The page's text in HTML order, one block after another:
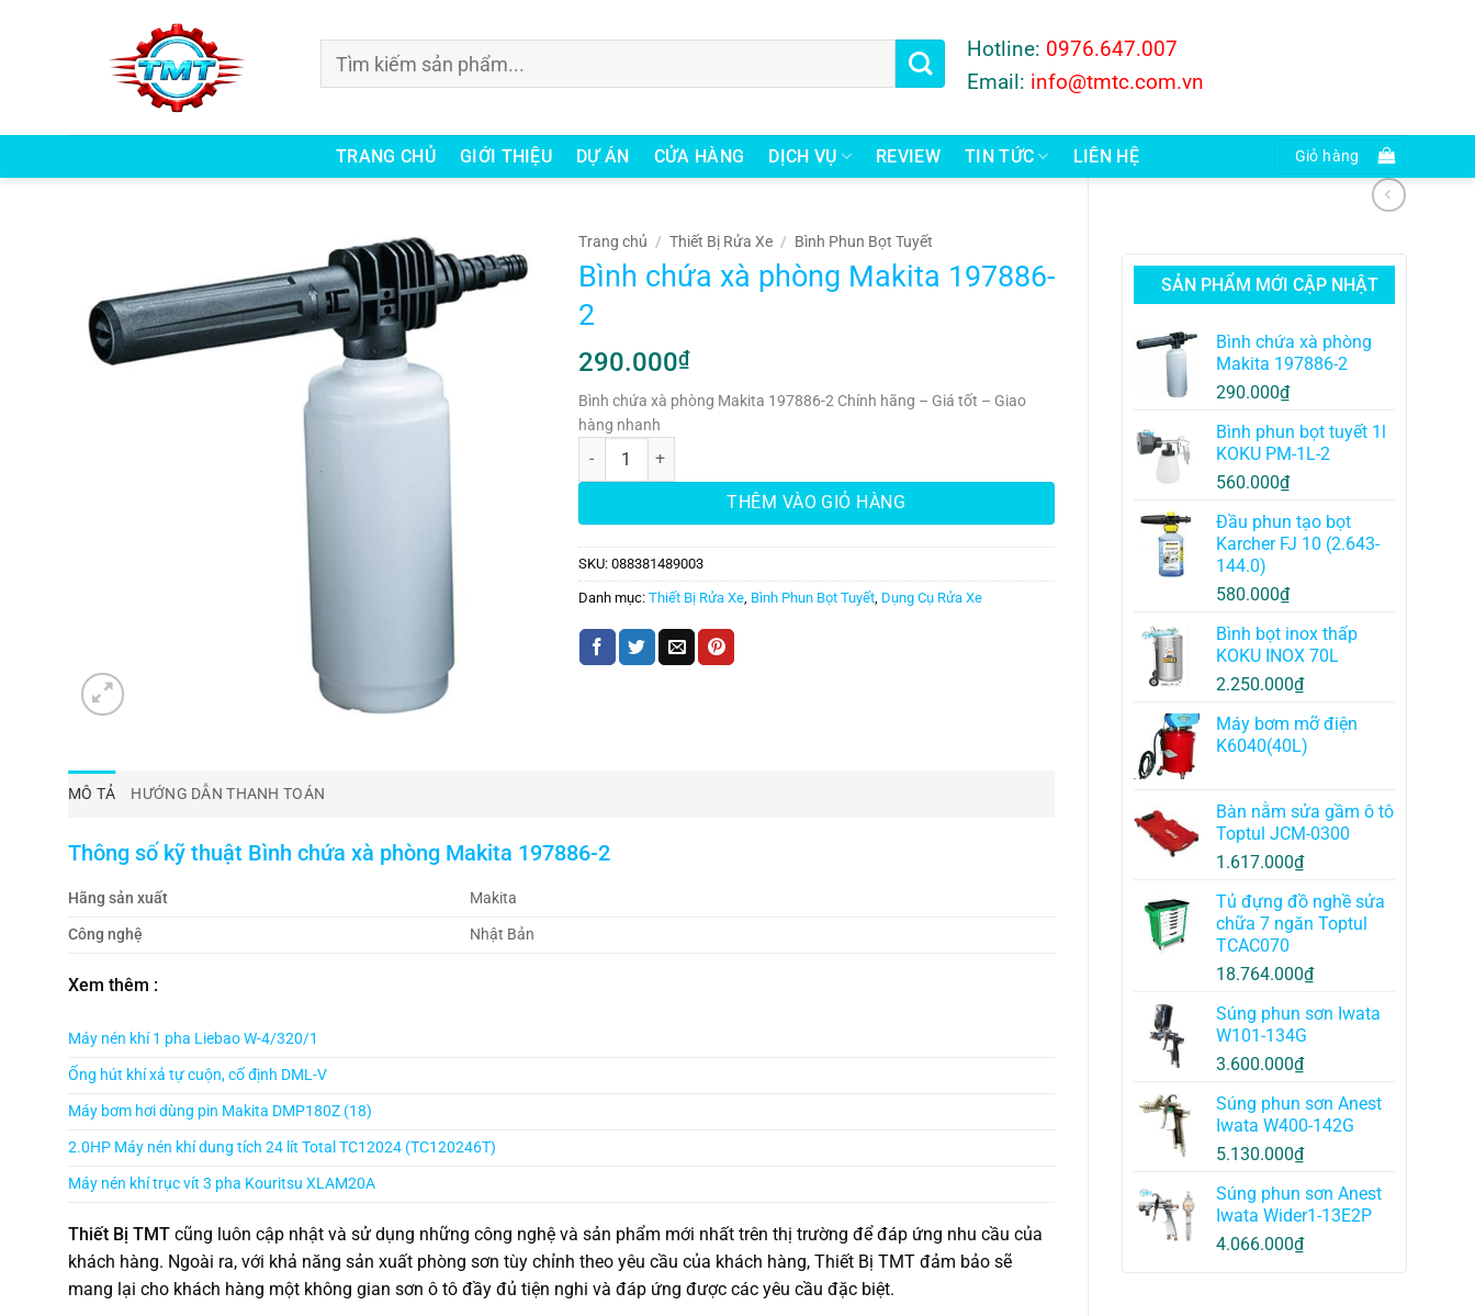
Tìm
Hotline: 0976.647.007
Email: info@tmtc.com.vn
TRANG CHỦ GIỚI THIỆU DỰ ÁN CỬA HÀNG DỊCH VỤ REVIEW TIN TỨC LIÊN HỆ Giỏ hàng
SẢN PHẨM MỚI CẬP NHẬT
Bình chứa xà phòng
Makita 197886-2
290.000₫
Bình phun bọt tuyết 1l
KOKU PM-1L-2
560.000₫
Đầu phun tạo bọt
Karcher FJ 10 (2.643-
144.0)
580.000₫
Bình bọt inox thấp
KOKU INOX 70L
2.250.000₫
Máy bơm mỡ điện
K6040(40L)
Bàn nằm sửa gầm ô tô
Toptul JCM-0300
1.617.000₫
Tủ đựng đồ nghề sửa
chữa 7 ngăn Toptul
TCAC070
18.764.000₫
Súng phun sơn Iwata
W101-134G
3.600.000₫
Súng phun sơn Anest
Iwata W400-142G
5.130.000₫
Súng phun sơn Anest
Iwata Wider1-13E2P
4.066.000₫
Trang chủ / Thiết Bị Rửa Xe / Bình Phun Bọt Tuyết
Bình chứa xà phòng Makita 197886-
2
290.000₫
Bình chứa xà phòng Makita 197886-2 Chính hãng – Giá tốt – Giao
hàng nhanh
Bình chứa xà phòng Makita 197886-2 số lượng
THÊM VÀO GIỎ HÀNG
SKU: 088381489003
Danh mục: Thiết Bị Rửa Xe, Bình Phun Bọt Tuyết, Dụng Cụ Rửa Xe
MÔ TẢ HƯỚNG DẪN THANH TOÁN
Thông số kỹ thuật Bình chứa xà phòng Makita 197886-2
Hãng sản xuất
Makita
Công nghệ
Nhật Bản
Xem thêm :
Máy nén khí 1 pha Liebao W-4/320/1
Ống hút khí xả tự cuộn, cố định DML-V
Máy bơm hơi dùng pin Makita DMP180Z (18)
2.0HP Máy nén khí dung tích 24 lít Total TC12024 (TC120246T)
Máy nén khí trục vít 3 pha Kouritsu XLAM20A
Thiết Bị TMT cũng luôn cập nhật và sử dụng những công nghệ và sản phẩm mới nhất trên thị trường để đáp ứng nhu cầu của
khách hàng. Ngoài ra, với khả năng sản xuất phòng sơn tùy chỉnh theo yêu cầu của khách hàng, Thiết Bị TMT đảm bảo sẽ
mang lại cho khách hàng một không gian sơn ô tô đầy đủ tiện nghi và đáp ứng được các yêu cầu đặc biệt.